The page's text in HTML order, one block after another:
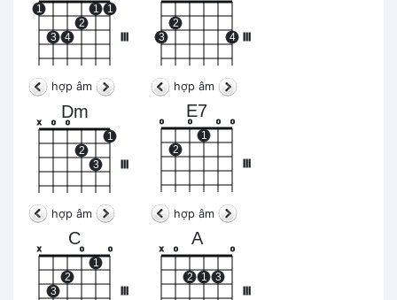
III
1
3 4
2
1 1
hợp âm
3
2
4
hợp âm
Dm
III
x o o
2
3
1
hợp âm
E7
o
2
o
1
o o
hợp âm
C
III
x
3
2
o
1
o
A
x o
2 1 3
o